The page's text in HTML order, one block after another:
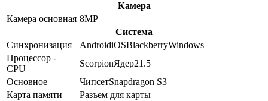
Камера
Камера основная 8MP
Система
Синхронизация
AndroidiOSBlackberryWindows
Процессор -
CPU
ScorpionЯдер21.5
Основное
ЧипсетSnapdragon S3
Карта памяти
Разъем для карты